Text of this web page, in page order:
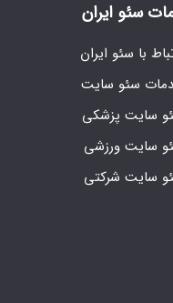
سئو ایران
با سئو ایران
سئو سایت
سایت پزشکی
سایت ورزشی
سایت شرکتی